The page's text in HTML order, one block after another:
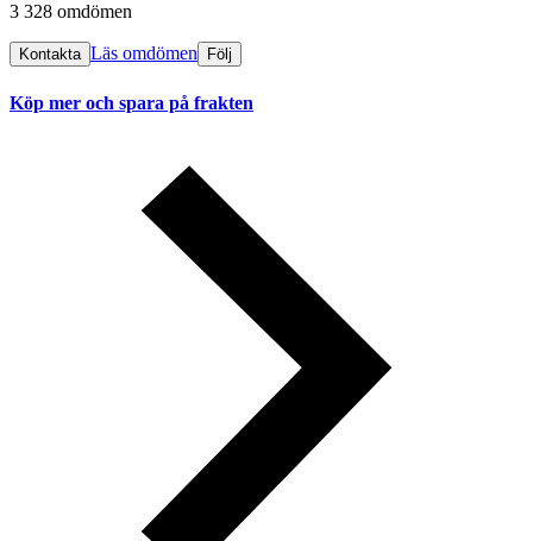
3 328 omdömen
Kontakta Läs omdömen Följ
Köp mer och spara på frakten